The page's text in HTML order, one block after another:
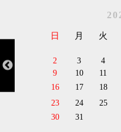
日 月 火
2
3 4
9
10 11
16
17 18
23
24 25
30
31